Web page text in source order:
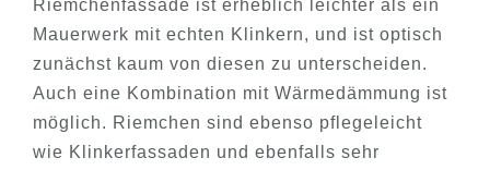
Riemchenfassade ist erheblich leichter als ein
Mauerwerk mit echten Klinkern, und ist optisch
zunächst kaum von diesen zu unterscheiden.
Auch eine Kombination mit Wärmedämmung ist
möglich. Riemchen sind ebenso pflegeleicht
wie Klinkerfassaden und ebenfalls sehr